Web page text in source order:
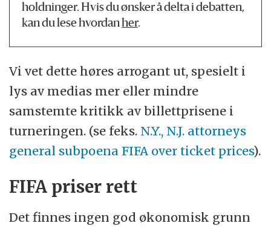
holdninger. Hvis du ønsker å delta i debatten,
kan du lese hvordanher.
Vi vet dette høres arrogant ut, spesielt i
lys av medias mer eller mindre
samstemte kritikk av billettprisene i
turneringen. (se feks. N.Y., N.J. attorneys
general subpoena FIFA over ticket prices).
FIFA priser rett
Det finnes ingen god økonomisk grunn